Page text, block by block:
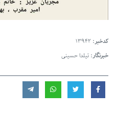
کدخبر: 13942
خبرنگار: تیلدا حسینی